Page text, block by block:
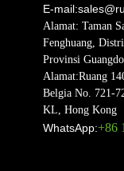
E-mail:
Alamat: Taman
Fenghuang,
Provinsi
Alamat:Ruang
Belgia No. 721-
KL, Hong Kong
WhatsApp:+86